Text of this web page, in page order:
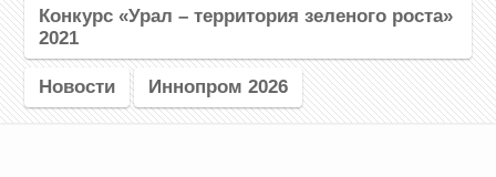
Конкурс «Урал – территория зеленого роста»
2021
Новости Иннопром 2026